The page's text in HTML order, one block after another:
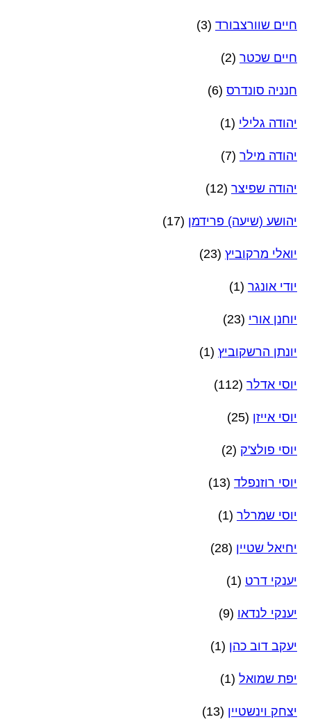
חיים שוורצבורד (3)
חיים שכטר (2)
חנניה סונדרס (6)
יהודה גלילי (1)
יהודה מילר (7)
יהודה שפיצר (12)
יהושע (שיעה) פרידמן (17)
יואלי מרקוביץ (23)
יודי אונגר (1)
יוחנן אורי (23)
יונתן הרשקוביץ (1)
יוסי אדלר (112)
יוסי אייזן (25)
יוסי פולצ'ק (2)
יוסי רוזנפלד (13)
יוסי שמרלר (1)
יחיאל שטיין (28)
יענקי דרט (1)
יענקי לנדאו (9)
יעקב דוב כהן (1)
יפת שמואל (1)
יצחק וינשטיין (13)